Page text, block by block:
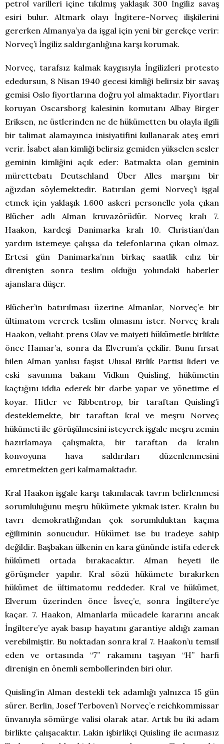
petrol varilleri içine tıkılmış yaklaşık 300 İngiliz savaş
esiri bulur. Altmark olayı İngitere-Norveç ilişkilerini
gererken Almanya’ya da işgal için yeni bir gerekçe verir:
Norveç’i İngiliz saldırganlığına karşı korumak.
Norveç, tarafsız kalmak kaygısıyla İngilizleri protesto
ededursun, 8 Nisan 1940 gecesi kimliği belirsiz bir savaş
gemisi Oslo fiyortlarına doğru yol almaktadır. Fiyortları
koruyan Oscarsborg kalesinin komutanı Albay Birger
Eriksen, ne üstlerinden ne de hükümetten bu olayla ilgili
bir talimat alamayınca inisiyatifini kullanarak ateş emri
verir. İsabet alan kimliği belirsiz gemiden yükselen sesler
geminin kimliğini açık eder: Batmakta olan geminin
mürettebatı Deutschland Über Alles marşını bir
ağızdan söylemektedir. Batırılan gemi Norveç’i işgal
etmek için yaklaşık 1.600 askeri personelle yola çıkan
Blücher adlı Alman kruvazörüdür. Norveç kralı 7.
Haakon, kardeşi Danimarka kralı 10. Christian’dan
yardım istemeye çalışsa da telefonlarına çıkan olmaz.
Ertesi gün Danimarka’nın birkaç saatlik cılız bir
direnişten sonra teslim olduğu yolundaki haberler
ajanslara düşer.
Blücher’in batırılması üzerine Almanlar, Norveç’e bir
ültimatom vererek teslim olmasını ister. Norveç kralı
Haakon, veliaht prens Olav ve maiyeti hükümetle birlikte
önce Hamar’a, sonra da Elverum’a çekilir. Bunu fırsat
bilen Alman yanlısı faşist Ulusal Birlik Partisi lideri ve
eski savunma bakanı Vidkun Quisling, hükümetin
kaçtığını iddia ederek bir darbe yapar ve yönetime el
koyar. Hitler ve Ribbentrop, bir taraftan Quisling’i
desteklemekte, bir taraftan kral ve meşru Norveç
hükümeti ile görüşülmesini isteyerek işgale meşru zemin
hazırlamaya çalışmakta, bir taraftan da kralın
konvoyuna hava saldırıları düzenlenmesini
emretmekten geri kalmamaktadır.
Kral Haakon işgale karşı takınılacak tavrın belirlenmesi
sorumluluğunu meşru hükümete yıkmak ister. Kralın bu
tavrı demokratlığından çok sorumluluktan kaçma
eğiliminin sonucudur. Hükümet ise bu iradeye sahip
değildir. Başbakan ülkenin en kara gününde istifa ederek
hükümeti ortada bırakacaktır. Alman heyeti ile
görüşmeler yapılır. Kral sözü hükümete bırakırken
hükümet de ültimatomu reddeder. Kral ve hükümet,
Elverum üzerinden önce İsveç’e, sonra İngiltere’ye
kaçar. 7. Haakon, Almanlarla mücadele kararını ancak
İngiltere’ye ayak basıp hayatını garantiye aldığı zaman
verebilmiştir. Bu noktadan sonra kral 7. Haakon’u temsil
eden ve ortasında “7” rakamını taşıyan “H” harfi
direnişin en önemli sembollerinden biri olur.
Quisling’in Alman destekli tek adamlığı yalnızca 15 gün
sürer. Berlin, Josef Terboven’i Norveç’e reichkommissar
ünvanıyla sömürge valisi olarak atar. Artık bu iki adam
birlikte çalışacaktır. Lakin işbirlikçi Quisling ile acımasız